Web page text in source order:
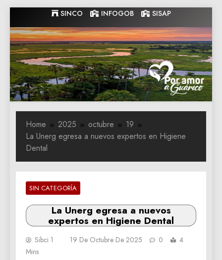
to
content
SINCO INFOGOB SISAP
Gobernacion
de Guarico
Gobernacion de Guarico
Home 2025 octubre
19
La Unerg egresa a nuevos expertos en Higiene
Dental
SIN CATEGORÍA
La Unerg egresa a nuevos
expertos en Higiene Dental
Sibci 1 19 De Octubre De 2025 0
4
Mins